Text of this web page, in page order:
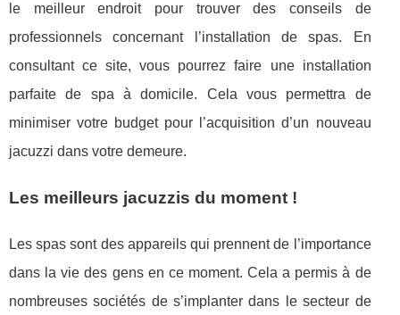
le meilleur endroit pour trouver des conseils de
professionnels concernant l’installation de spas. En
consultant ce site, vous pourrez faire une installation
parfaite de spa à domicile. Cela vous permettra de
minimiser votre budget pour l’acquisition d’un nouveau
jacuzzi dans votre demeure.
Les meilleurs jacuzzis du moment !
Les spas sont des appareils qui prennent de l’importance
dans la vie des gens en ce moment. Cela a permis à de
nombreuses sociétés de s’implanter dans le secteur de